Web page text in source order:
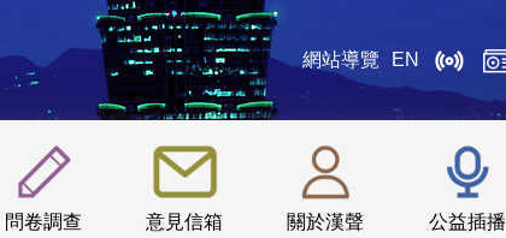
網站導覽 EN
問卷調查 意見信箱 關於漢聲 公益插播
:::